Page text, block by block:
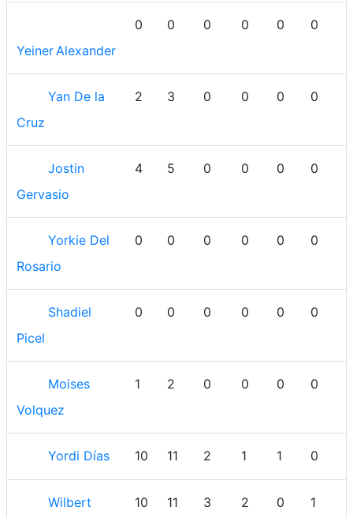
Yeiner Alexander
0 0 0 0 0 0
Yan De la
Cruz
2 3 0 0 0 0
Jostin
Gervasio
4 5 0 0 0 0
Yorkie Del
Rosario
0 0 0 0 0 0
Shadiel
Picel
0 0 0 0 0 0
Moises
Volquez
1 2 0 0 0 0
Yordi Días 10 11 2 1 1 0
Wilbert
10 11 3 2 0 1